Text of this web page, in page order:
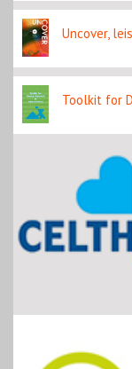
Uncover,
Toolkit for